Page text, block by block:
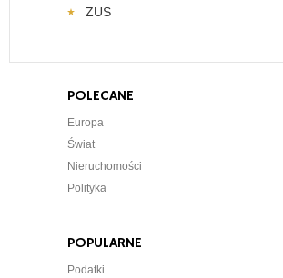
ZUS
POLECANE
Europa
Świat
Nieruchomości
Polityka
POPULARNE
Podatki